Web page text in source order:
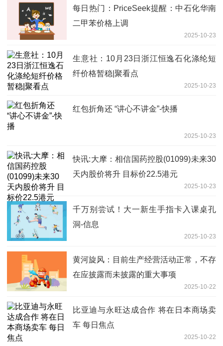
每日热门：PriceSeek提醒：中石化华南
二甲苯价格上调
2025-10-23
生意社：10月23日浙江恒逸石化涤纶短
纤价格暂稳|聚看点
2025-10-23
红包折角还 “讲心不讲金”-快播
2025-10-23
快讯:大摩：相信国药控股(01099)未来30
天内股价将升 目标价22.5港元
2025-10-23
千万别尝试！大一新生手指卡入课桌孔
洞-信息
2025-10-23
黄河旋风：目前生产经营活动正常，不存
在应披露而未披露的重大事项
2025-10-22
比亚迪与永旺达成合作 将在日本商场卖
车 每日焦点
2025-10-22